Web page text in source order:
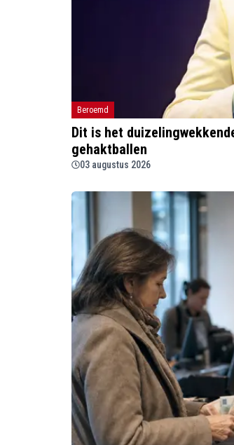
Beroemd
Dit is het
gehaktballen
03 augustus 2026